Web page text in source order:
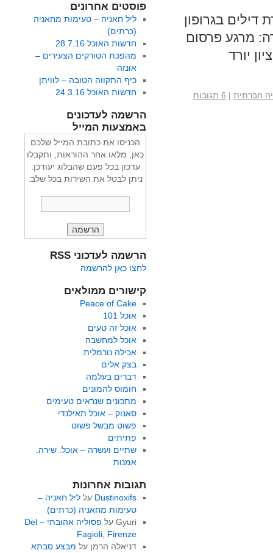
בגרופון
מרגע פרסום
יורד
חברתית | 6 תגובות
פוסטים אחרונים
ליל חאניה – טעימות מחאניה
(כרתים)
חדשות האוכל 28.7.16
מהפכת הטורקים הצעירים –
אונזה
כיף התקווה הטובה – לוויתן
חדשות האוכל 24.3.16
הרשמה לעדכונים
באמצעות המייל
הכניסו את כתובת המייל שלכם
כאן, מלאו אחר ההוראות, ותקבלו
עדכון בכל פעם שהבלוג יעודכן.
ניתן לבטל את השירות בכל שלב:
הרשמה לעדכוני RSS
לחצו כאן להרשמה
קישורים ממולאים
Peace of Cake
אוכל 101
אוכל זה טעים
אוכל למחשבה
אכילה נורמלית
בצק אלים
דברים בעלמה
חומוס להמונים
מתכונים שנראים טעימים
סאנוק – אוכל תאילנדי
פשוט מבשל פשוט
פתיתים
שתיים ועשרה – אוכל. שירה.
אמנות
תגובות אחרונות
Dustinoxifs על ליל חאניה –
טעימות מחאניה (כרתים)
Gyuriעל
פסוליה אהובתי – Del
Fagioli, Firenze
דניאלה הרמן על מבצע סבתא